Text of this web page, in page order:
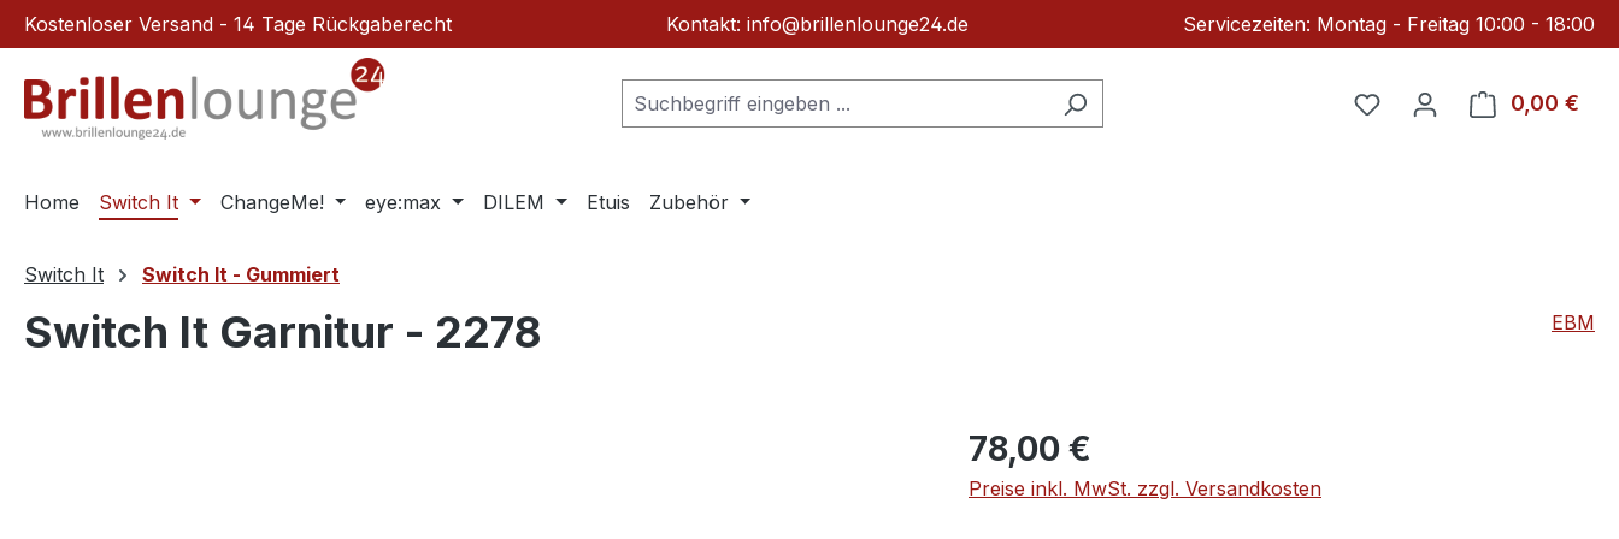
Hauptinhalt springen
Zur Suche springen
Zur Hauptnavigation springen
Kostenloser Versand - 14 Tage Rückgaberecht Kontakt: info@brillenlounge24.de Servicezeiten: Montag - Freitag 10:00 - 18:00
Du hast 0 Produkte auf
0,00 €
Home Switch It ChangeMe! eye:max DILEM Etuis Zubehör
Switch It Switch It - Gummiert
Switch It Garnitur - 2278 EBM
Regulärer Preis:
78,00 €
Preise inkl. MwSt. zzgl. Versandkosten